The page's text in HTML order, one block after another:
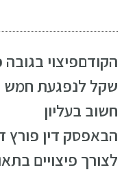
הקודםפיצוי
שקל לנפגעת חמש
חשוב בעליון
הבאפסק דין פורץ
לצורך פיצויים